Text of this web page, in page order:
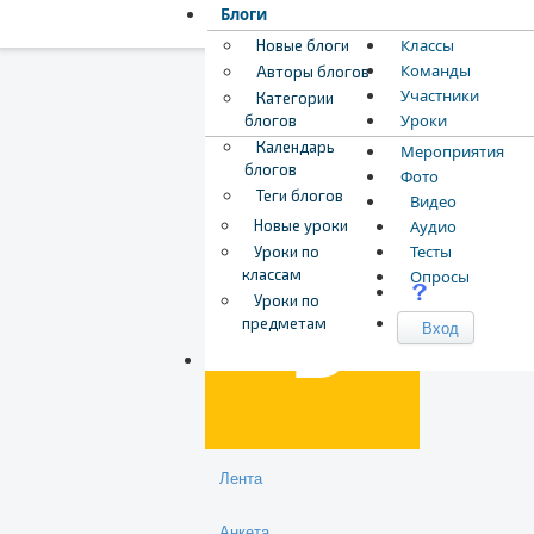
Блоги
Новые блоги
Авторы блогов
Категории
блогов
Календарь
блогов
Теги блогов
Классы
Команды
Участники
Уроки
Новые уроки
Уроки по
классам
Уроки по
предметам
Мероприятия
Фото
Видео
Аудио
Тесты
Опросы
Вход
Загрузка обложки... Перетащите
Бероев Егор
Лента